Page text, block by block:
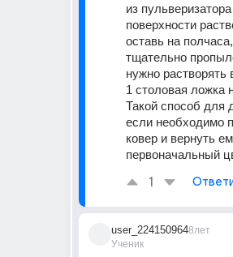
из
поверхности
оставь на
тщательно
нужно растворять
1 столовая ложка
Такой способ для
если необходимо
ковер и вернуть
первоначальный
1
user_224150964
Ученик
8лет